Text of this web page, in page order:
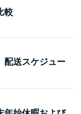
較
配送スケジュー